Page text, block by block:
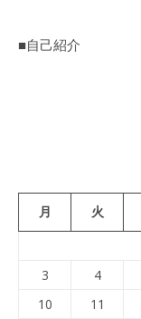
■自己紹介
月 火
3
4
10
11